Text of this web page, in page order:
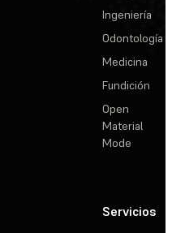
Ingeniería
Odontología
Medicina
Fundición
Open
Material
Mode
Servicios